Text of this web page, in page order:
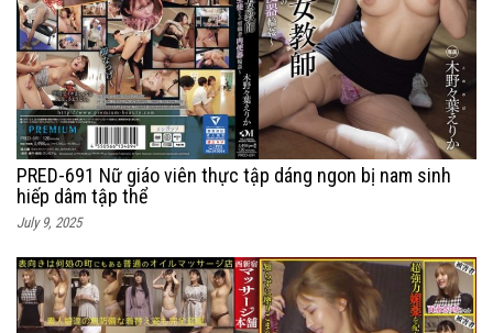
PRED-691 Nữ giáo viên thực tập dáng ngon bị nam sinh
hiếp dâm tập thể
July 9, 2025